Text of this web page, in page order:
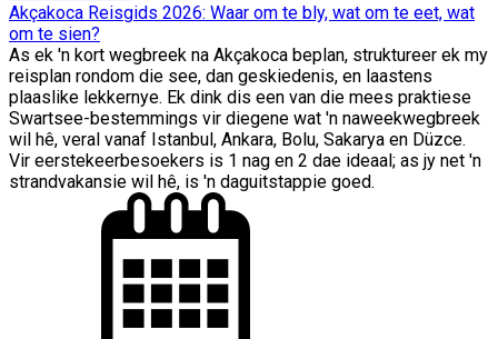
Akçakoca Reisgids 2026: Waar om te bly, wat om te eet, wat
om te sien?
As ek 'n kort wegbreek na Akçakoca beplan, struktureer ek my
reisplan rondom die see, dan geskiedenis, en laastens
plaaslike lekkernye. Ek dink dis een van die mees praktiese
Swartsee-bestemmings vir diegene wat 'n naweekwegbreek
wil hê, veral vanaf Istanbul, Ankara, Bolu, Sakarya en Düzce.
Vir eerstekeerbesoekers is 1 nag en 2 dae ideaal; as jy net 'n
strandvakansie wil hê, is 'n daguitstappie goed.